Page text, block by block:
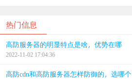
热门信息
高防服务器的明显特点是啥，优势在哪
2022-11-02 17:04:36
高防cdn和高防服务器怎样防御的，选哪个